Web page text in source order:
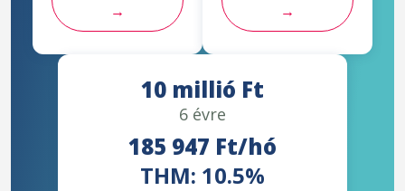
→
→
10 millió Ft
6 évre
185 947 Ft/hó
THM: 10.5%